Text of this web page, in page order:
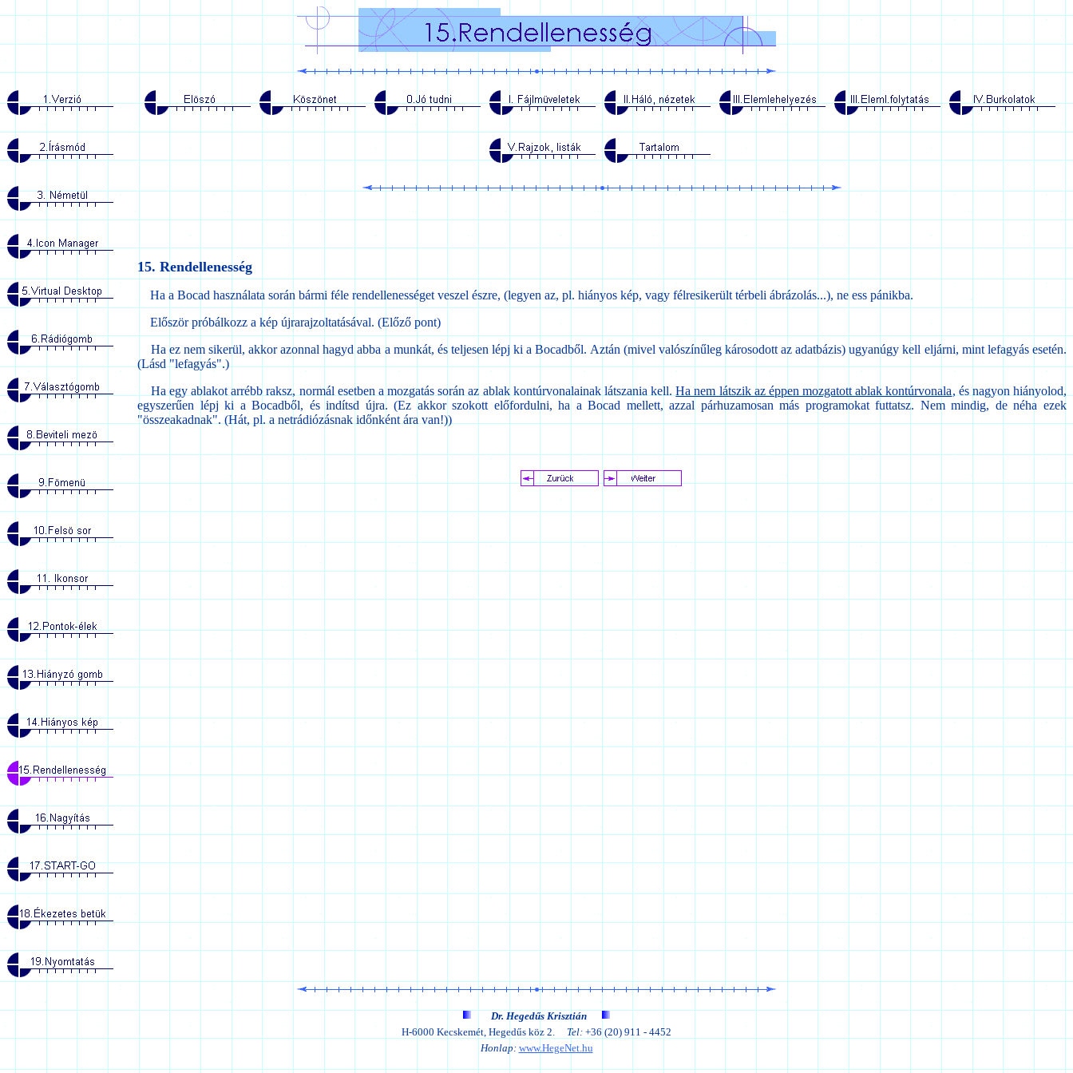
15. Rendellenesség
Ha a Bocad használata során bármi féle rendellenességet veszel észre, (legyen az, pl. hiányos kép, vagy félresikerült térbeli ábrázolás...), ne ess pánikba.
Először próbálkozz a kép újrarajzoltatásával. (Előző pont)
Ha ez nem sikerül, akkor azonnal hagyd abba a munkát, és teljesen lépj ki a Bocadből. Aztán (mivel valószínűleg károsodott az adatbázis) ugyanúgy kell eljárni, mint lefagyás esetén.
(Lásd "lefagyás".)
Ha egy ablakot arrébb raksz, normál esetben a mozgatás során az ablak kontúrvonalainak látszania kell.Ha nem látszik az éppen mozgatott ablak kontúrvonala, és nagyon hiányolod,
egyszerűen lépj ki a Bocadből, és indítsd újra. (Ez akkor szokott előfordulni, ha a Bocad mellett, azzal párhuzamosan más programokat futtatsz. Nem mindig, de néha ezek
"összeakadnak". (Hát, pl. a netrádiózásnak időnként ára van!))
Dr. Hegedűs Krisztián
H-6000 Kecskemét, Hegedűs köz 2.
Tel: +36 (20) 911 - 4452
Honlap: www.HegeNet.hu